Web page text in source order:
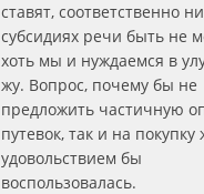
ставят, соответственно
субсидиях речи быть не
хоть мы и нуждаемся в
жу. Вопрос, почему бы не
предложить частичную
путевок, так и на покупку
удовольствием бы
воспользовалась.